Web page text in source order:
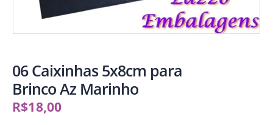
06 Caixinhas 5x8cm para
Brinco Az Marinho
R$18,00